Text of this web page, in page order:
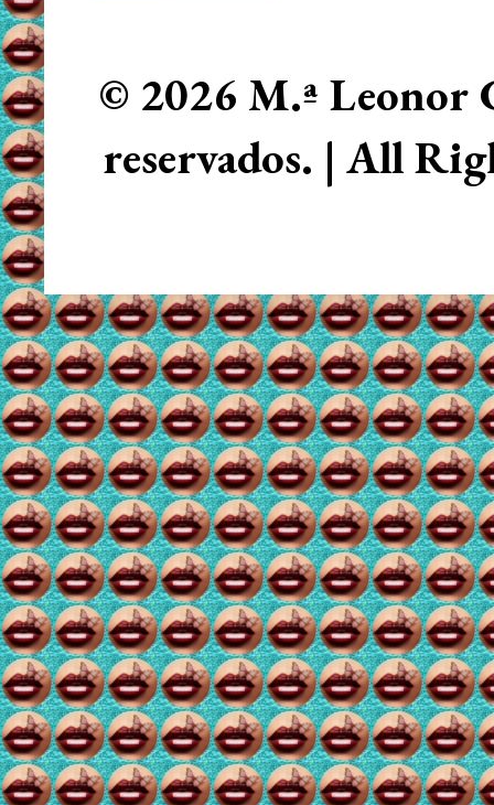
© 2026 M.ª Leonor
reservados. | All